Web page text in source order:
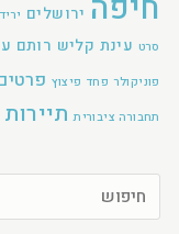
ירושלים
סרט עינת קליש רותם
פוניקולר פחד פיצוץ
תחבורה ציבורית תיירות